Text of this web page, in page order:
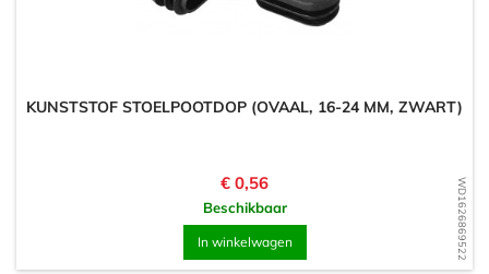
WD1626869522
KUNSTSTOF STOELPOOTDOP (OVAAL, 16-24 MM, ZWART)
Prijs
€ 0,56
Beschikbaar
In winkelwagen